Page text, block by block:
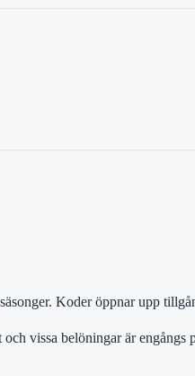
Koder öppnar upp
vissa belöningar är engångs